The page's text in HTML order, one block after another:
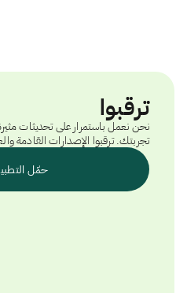
ترقبوا
نحن نعمل باستمرار على تحديثات
تجربتك. ترقبوا الإصدارات القادمة
حمّل